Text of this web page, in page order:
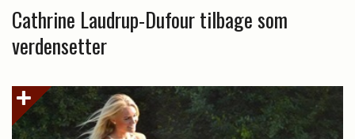
Cathrine Laudrup-Dufour tilbage som
verdensetter